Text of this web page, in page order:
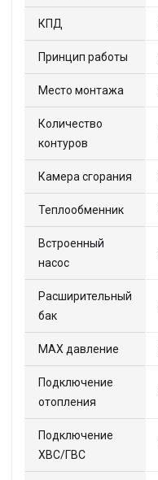
КПД
Принцип работы
Место монтажа
Количество
контуров
Камера сгорания
Теплообменник
Встроенный
насос
Расширительный
бак
МАХ давление
Подключение
отопления
Подключение
ХВС/ГВС